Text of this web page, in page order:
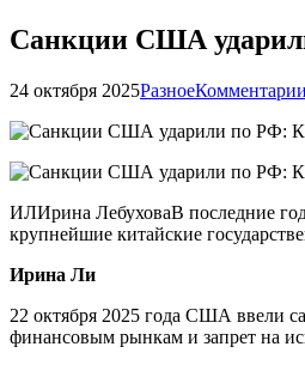
Санкции США
24 октября 2025Разное
ИЛИрина ЛебуховаВ последние
крупнейшие китайские
Ирина Ли
22 октября 2025 года США ввели
финансовым рынкам и запрет на